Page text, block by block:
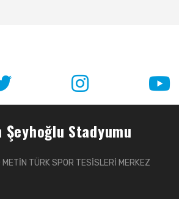
Stadyumu
TÜRK SPOR TESİSLERİ MERKEZ